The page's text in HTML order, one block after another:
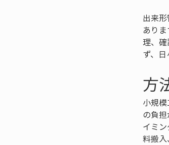
出来
あり
理、
ず、
方
小規
の負
イミ
料搬入